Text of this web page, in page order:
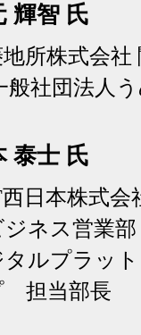
輝智 氏
所株式会
般社団法人
泰士 氏
西日本株式
ジネス営業部
タルプラッ
担当部長